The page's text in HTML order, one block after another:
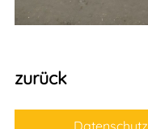
zurück